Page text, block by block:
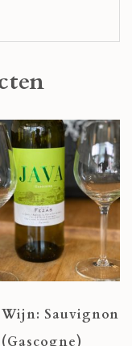
Sauvignon